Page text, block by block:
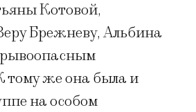
Котовой,
Брежневу, Альбина
тому же она была и
на особом